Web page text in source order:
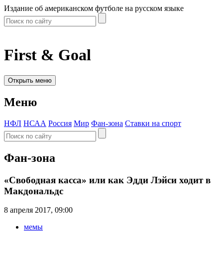
Издание об американском футболе на русском языке
First & Goal
Открыть меню
Меню
НФЛ НСАА Россия Мир Фан-зона Ставки на спорт
Фан-зона
«Свободная касса» или как Эдди Лэйси ходит в
Макдональдс
8 апреля 2017, 09:00
мемы